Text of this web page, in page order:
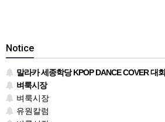
Notice
말라카 세종학당 KPOP DANCE COVER 대회
벼룩시장
벼룩시장
유원칼럼